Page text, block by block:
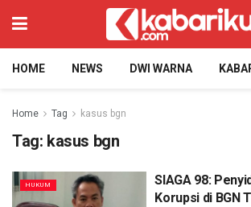
HOME NEWS DWI WARNA
Home Tag kasus bgn
Tag: kasus bgn
HUKUM
SIAGA 98:
Korupsi di BGN